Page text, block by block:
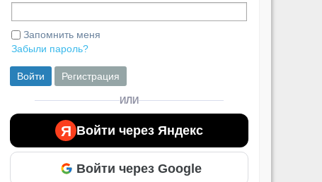
Запомнить меня
Забыли пароль?
Войти Регистрация
ИЛИ
Я Войти через Яндекс
Войти через Google